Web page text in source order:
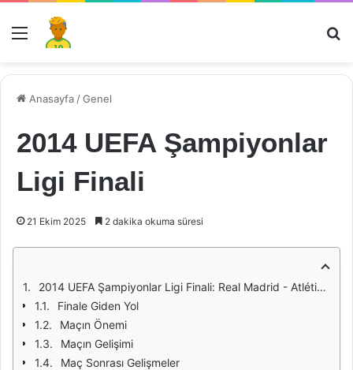
Menü
Anasayfa /Genel
2014 UEFA Şampiyonlar
Ligi Finali
21 Ekim 2025 2 dakika okuma süresi
2014 UEFA Şampiyonlar Ligi Finali: Real Madrid - Atlético Madrid
Finale Giden Yol
Maçın Önemi
Maçın Gelişimi
Maç Sonrası Gelişmeler